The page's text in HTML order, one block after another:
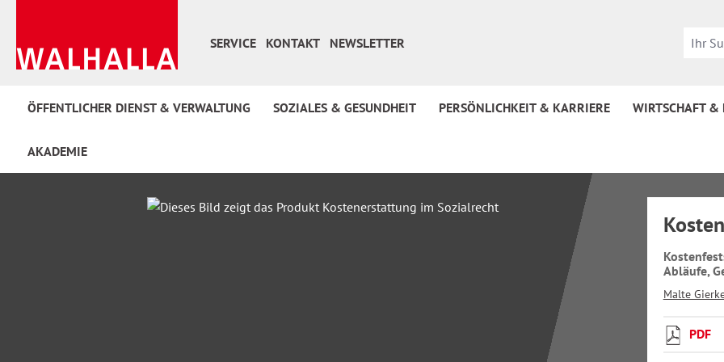
SERVICE
KONTAKT NEWSLETTER
ÖFFENTLICHER DIENST & VERWALTUNG SOZIALES & GESUNDHEIT PERSÖNLICHKEIT & KARRIERE WIRTSCHAFT
AKADEMIE
Bildergalerie überspringen
Abläufe,
Malte
PDF